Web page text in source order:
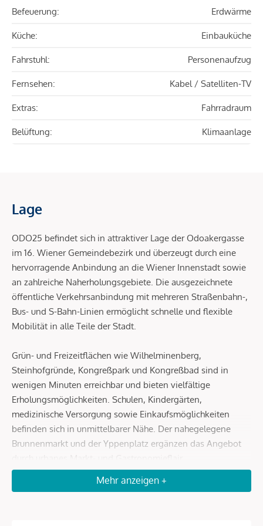
Befeuerung: Erdwärme
Küche: Einbauküche
Fahrstuhl: Personenaufzug
Fernsehen: Kabel / Satelliten-TV
Extras: Fahrradraum
Belüftung: Klimaanlage
Lage
ODO25 befindet sich in attraktiver Lage der Odoakergasse
im 16. Wiener Gemeindebezirk und überzeugt durch eine
hervorragende Anbindung an die Wiener Innenstadt sowie
an zahlreiche Naherholungsgebiete. Die ausgezeichnete
öffentliche Verkehrsanbindung mit mehreren Straßenbahn-,
Bus- und S-Bahn-Linien ermöglicht schnelle und flexible
Mobilität in alle Teile der Stadt.
Grün- und Freizeitflächen wie Wilhelminenberg,
Steinhofgründe, Kongreßpark und Kongreßbad sind in
wenigen Minuten erreichbar und bieten vielfältige
Erholungsmöglichkeiten. Schulen, Kindergärten,
medizinische Versorgung sowie Einkaufsmöglichkeiten
befinden sich in unmittelbarer Nähe. Der nahegelegene
Brunnenmarkt und der Yppenplatz ergänzen das Angebot
Mehr anzeigen +